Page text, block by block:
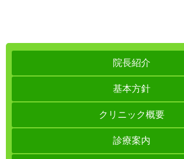
院長紹介
基本方針
クリニック概要
診療案内